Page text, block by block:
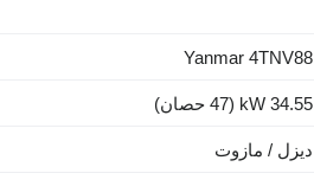
Yanmar 4TNV88
34.55 kW (47 حصان)
ديزل / مازوت